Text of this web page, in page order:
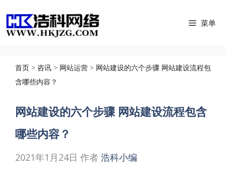
至
菜单
首页 > 咨讯 > 网站运营 > 网站建设的六个步骤 网站建设流程包
含哪些内容？
网站建设的六个步骤 网站建设流程包含
哪些内容？
2021年1月24日 作者 浩科小编